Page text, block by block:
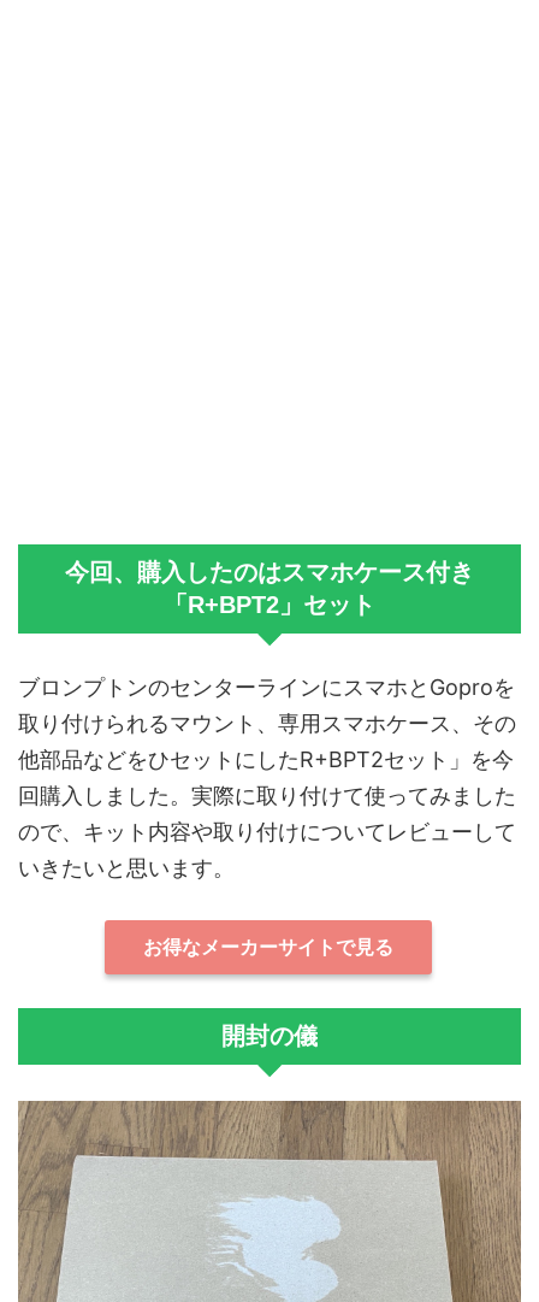
今回、購入したのはスマホケース付き
「R+BPT2」セット
ブロンプトンのセンターラインにスマホとGoproを
取り付けられるマウント、専用スマホケース、その
他部品などをひセットにしたR+BPT2セット」を今
回購入しました。実際に取り付けて使ってみました
ので、キット内容や取り付けについてレビューして
いきたいと思います。
お得なメーカーサイトで見る
開封の儀